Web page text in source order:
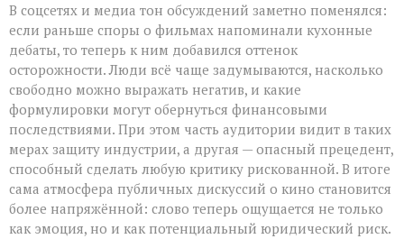
В соцсетях и медиа тон обсуждений заметно поменялся:
если раньше споры о фильмах напоминали кухонные
дебаты, то теперь к ним добавился оттенок
осторожности. Люди всё чаще задумываются, насколько
свободно можно выражать негатив, и какие
формулировки могут обернуться финансовыми
последствиями. При этом часть аудитории видит в таких
мерах защиту индустрии, а другая — опасный прецедент,
способный сделать любую критику рискованной. В итоге
сама атмосфера публичных дискуссий о кино становится
более напряжённой: слово теперь ощущается не только
как эмоция, но и как потенциальный юридический риск.